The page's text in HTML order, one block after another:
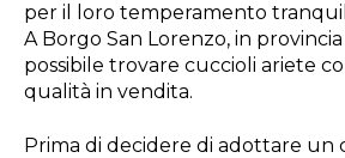
per il loro temperamento
A Borgo San Lorenzo, in
possibile trovare cuccioli ariete
qualità in vendita.
Prima di decidere di adottare un